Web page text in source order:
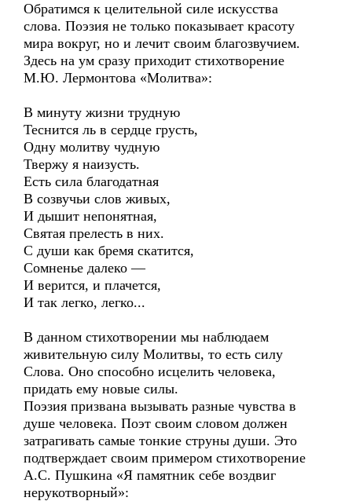
Обратимся к целительной силе искусства
слова. Поэзия не только показывает красоту
мира вокруг, но и лечит своим благозвучием.
Здесь на ум сразу приходит стихотворение
М.Ю. Лермонтова «Молитва»:
В минуту жизни трудную
Теснится ль в сердце грусть,
Одну молитву чудную
Твержу я наизусть.
Есть сила благодатная
В созвучьи слов живых,
И дышит непонятная,
Святая прелесть в них.
С души как бремя скатится,
Сомненье далеко —
И верится, и плачется,
И так легко, легко...
В данном стихотворении мы наблюдаем
живительную силу Молитвы, то есть силу
Слова. Оно способно исцелить человека,
придать ему новые силы.
Поэзия призвана вызывать разные чувства в
душе человека. Поэт своим словом должен
затрагивать самые тонкие струны души. Это
подтверждает своим примером стихотворение
А.С. Пушкина «Я памятник себе воздвиг
нерукотворный»: